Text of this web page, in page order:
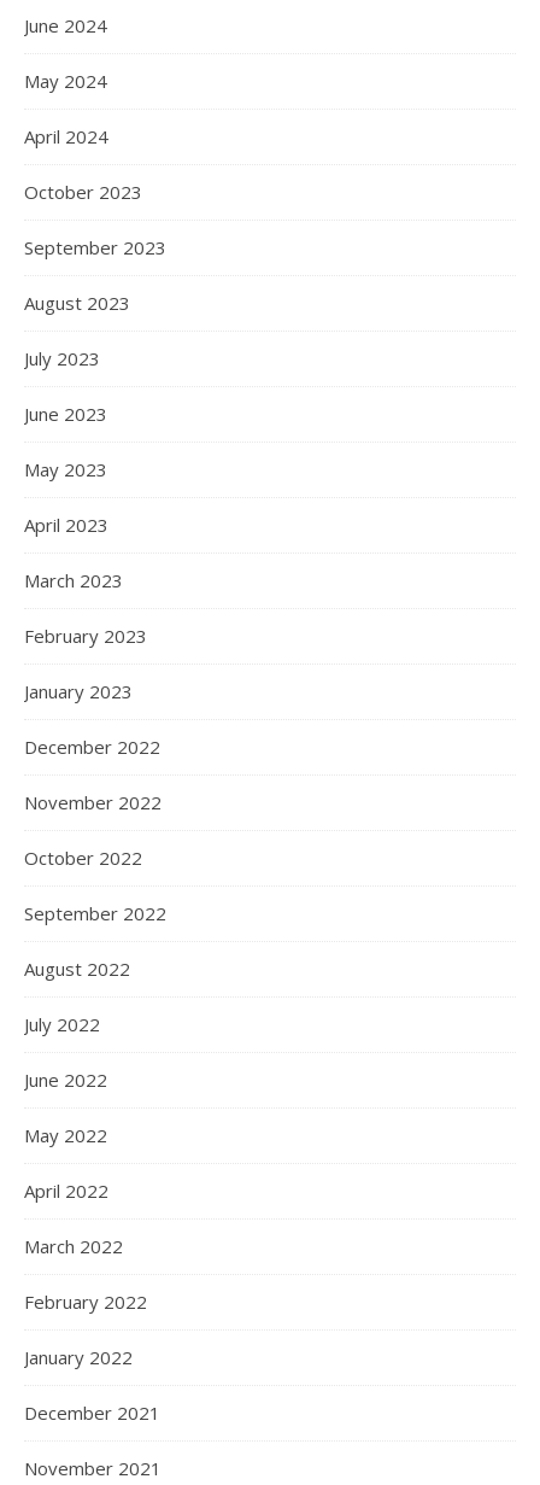
June 2024
May 2024
April 2024
October 2023
September 2023
August 2023
July 2023
June 2023
May 2023
April 2023
March 2023
February 2023
January 2023
December 2022
November 2022
October 2022
September 2022
August 2022
July 2022
June 2022
May 2022
April 2022
March 2022
February 2022
January 2022
December 2021
November 2021